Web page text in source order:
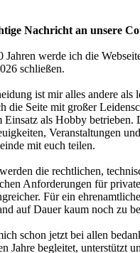
Nachricht an unsere
Jahren werde ich die
schließen.
ist mir alles andere als
die Seite mit großer
Einsatz als Hobby betrieben.
Veranstaltungen
mit euch teilen.
die rechtlichen,
Anforderungen für
Für ein
auf Dauer kaum noch zu
schon jetzt bei allen
Jahre begleitet, unterstützt